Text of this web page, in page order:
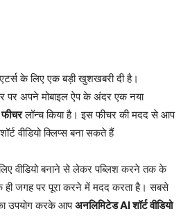
के लिए एक बड़ी खुशखबरी दी है।
पर अपने मोबाइल ऐप के अंदर एक नया
लॉन्च किया है। इस फीचर की मदद से आप
वीडियो क्लिप्स बना सकते हैं
वीडियो बनाने से लेकर पब्लिश करने तक के
जगह पर पूरा करने में मदद करता है। सबसे
उपयोग करके आपअनलिमिटेड AI शॉर्ट वीडियो